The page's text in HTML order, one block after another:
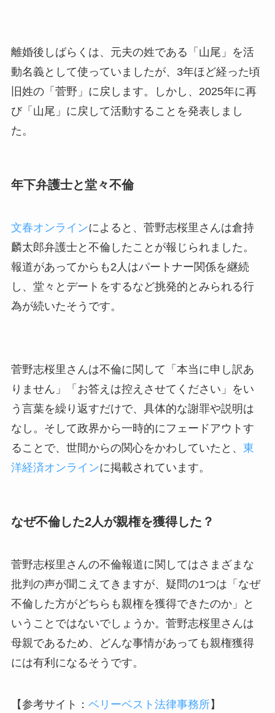
離婚後しばらくは、元夫の姓である「山尾」を活
動名義として使っていましたが、3年ほど経った頃
旧姓の「菅野」に戻します。しかし、2025年に再
び「山尾」に戻して活動することを発表しまし
た。
年下弁護士と堂々不倫
文春オンラインによると、菅野志桜里さんは倉持
麟太郎弁護士と不倫したことが報じられました。
報道があってからも2人はパートナー関係を継続
し、堂々とデートをするなど挑発的とみられる行
為が続いたそうです。
菅野志桜里さんは不倫に関して「本当に申し訳あ
りません」「お答えは控えさせてください」をい
う言葉を繰り返すだけで、具体的な謝罪や説明は
なし。そして政界から一時的にフェードアウトす
ることで、世間からの関心をかわしていたと、 東
洋経済オンラインに掲載されています。
なぜ不倫した2人が親権を獲得した？
菅野志桜里さんの不倫報道に関してはさまざまな
批判の声が聞こえてきますが、疑問の1つは「なぜ
不倫した方がどちらも親権を獲得できたのか」と
いうことではないでしょうか。菅野志桜里さんは
母親であるため、どんな事情があっても親権獲得
には有利になるそうです。
【参考サイト： ベリーベスト法律事務所】